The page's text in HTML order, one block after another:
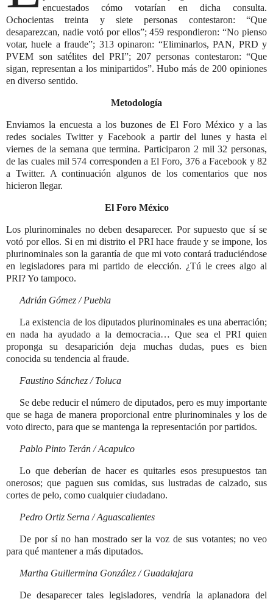
encuestados cómo votarían en dicha consulta.
Ochocientas treinta y siete personas contestaron:
Que
desaparezcan, nadie votó por ellos ; 459 respondieron: No pienso
votar, huele a fraude ; 313 opinaron:
Eliminarlos, PAN, PRD y
PVEM son satélites del PRI ; 207 personas contestaron:
Que
sigan, representan a los minipartidos . Hubo más de 200 opiniones
en diverso sentido.
Metodología
Enviamos la encuesta a los buzones de El Foro México y a las
redes sociales Twitter y Facebook a partir del lunes y hasta el
viernes de la semana que termina. Participaron 2 mil 32 personas,
de las cuales mil 574 corresponden a El Foro, 376 a Facebook y 82
a Twitter. A continuación algunos de los comentarios que nos
hicieron llegar.
El Foro México
Los plurinominales no deben desaparecer. Por supuesto que sí se
votó por ellos. Si en mi distrito el PRI hace fraude y se impone, los
plurinominales son la garantía de que mi voto contará traduciéndose
en legisladores para mi partido de elección. ¿Tú le crees algo al
PRI? Yo tampoco.
Adrián Gómez / Puebla
La existencia de los diputados plurinominales es una aberración;
en nada ha ayudado a la democracia… Que sea el PRI quien
proponga su desaparición deja muchas dudas, pues es bien
conocida su tendencia al fraude.
Faustino Sánchez / Toluca
Se debe reducir el número de diputados, pero es muy importante
que se haga de manera proporcional entre plurinominales y los de
voto directo, para que se mantenga la representación por partidos.
Pablo Pinto Terán / Acapulco
Lo que deberían de hacer es quitarles esos presupuestos tan
onerosos; que paguen sus comidas, sus lustradas de calzado, sus
cortes de pelo, como cualquier ciudadano.
Pedro Ortiz Serna / Aguascalientes
De por sí no han mostrado ser la voz de sus votantes; no veo
para qué mantener a más diputados.
Martha Guillermina González / Guadalajara
De desaparecer tales legisladores, vendría la aplanadora del